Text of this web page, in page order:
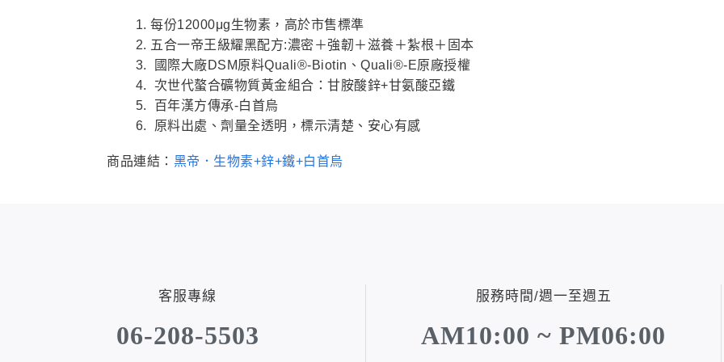
每份12000μg生物素，高於市售標準
五合一帝王級耀黑配方:濃密＋強韌＋滋養＋紮根＋固本
國際大廠DSM原料Quali®-Biotin、Quali®-E原廠授權
次世代螯合礦物質黃金組合：甘胺酸鋅+甘氨酸亞鐵
百年漢方傳承-白首烏
原料出處、劑量全透明，標示清楚、安心有感
商品連結： 黑帝．生物素+鋅+鐵+白首烏
客服專線
06-208-5503
服務時間/週一至週五
AM10:00 ~ PM06:00